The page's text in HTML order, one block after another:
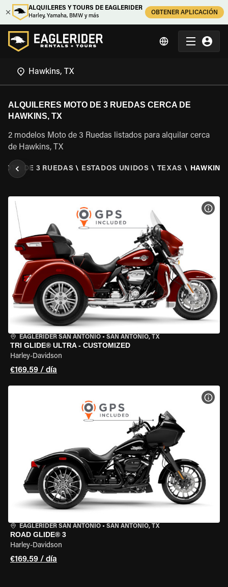
ALQUILERES Y TOURS DE EAGLERIDER
Harley, Yamaha, BMW y más
OBTENER APLICACIÓN
ALQUILERES MOTO DE 3 RUEDAS CERCA DE
HAWKINS, TX
2 modelos Moto de 3 Ruedas listados para alquilar cerca
de Hawkins, TX
DE 3 RUEDAS \ ESTADOS UNIDOS \ TEXAS \
EAGLERIDER SAN ANTONIO • SAN ANTONIO, TX
TRI GLIDE® ULTRA - CUSTOMIZED
Harley-Davidson
€169.59 / día
VER
EAGLERIDER SAN ANTONIO • SAN ANTONIO, TX
ROAD GLIDE® 3
Harley-Davidson
€169.59 / día
VER